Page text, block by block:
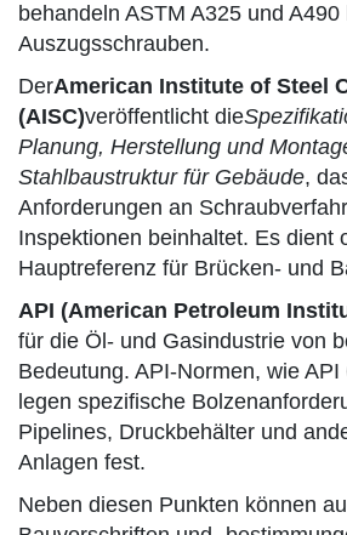
behandeln ASTM A325 und
Auszugsschrauben.
DerAmerican Institute of Steel
(AISC)veröffentlicht die
Planung, Herstellung und
Stahlbaustruktur für Gebäude,
Anforderungen an
Inspektionen beinhaltet. Es dient
Hauptreferenz für Brücken- und
API (American Petroleum
für die Öl- und Gasindustrie von
Bedeutung. API-Normen, wie API
legen spezifische
Pipelines, Druckbehälter und
Anlagen fest.
Neben diesen Punkten können